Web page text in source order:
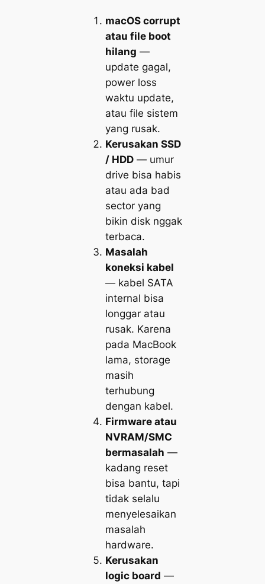
macOS corrupt
atau file boot
hilang —
update gagal,
power loss
waktu update,
atau file sistem
yang rusak.
Kerusakan SSD
/ HDD— umur
drive bisa habis
atau ada bad
sector yang
bikin disk nggak
terbaca.
Masalah
koneksi kabel
— kabel SATA
internal bisa
longgar atau
rusak. Karena
pada MacBook
lama, storage
masih
terhubung
dengan kabel.
Firmware atau
NVRAM/SMC
bermasalah —
kadang reset
bisa bantu, tapi
tidak selalu
menyelesaikan
masalah
hardware.
Kerusakan
logic board —